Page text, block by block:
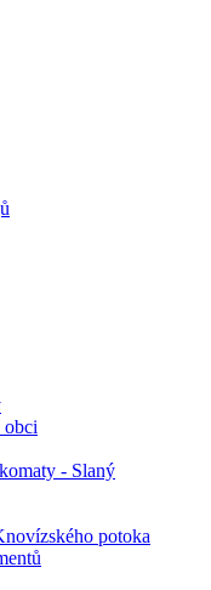
obci
- Slaný
potoka